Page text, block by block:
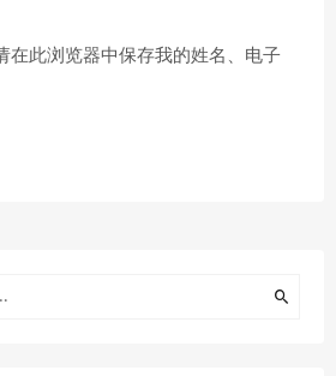
在此浏览器中保存我的姓名、电子